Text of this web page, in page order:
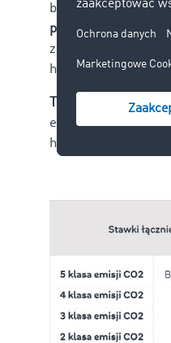
być przypisane do
przypisane do
zadeklarować klasę
https://go-
Tabela stawek
emisję
hałas i emisję CO2 –